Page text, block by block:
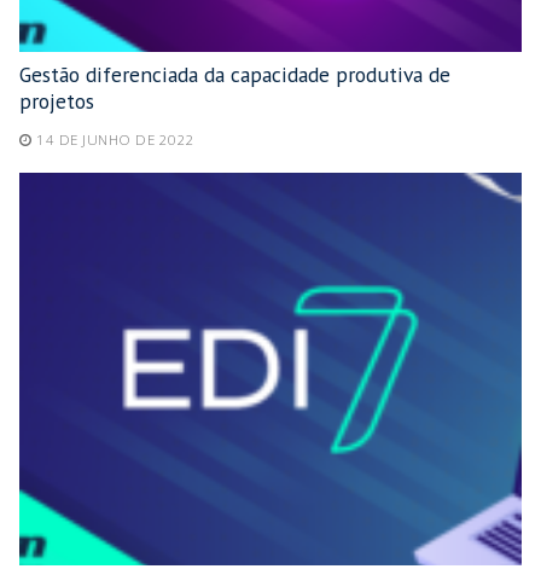
Gestão diferenciada da capacidade produtiva de
projetos
14 DE JUNHO DE 2022